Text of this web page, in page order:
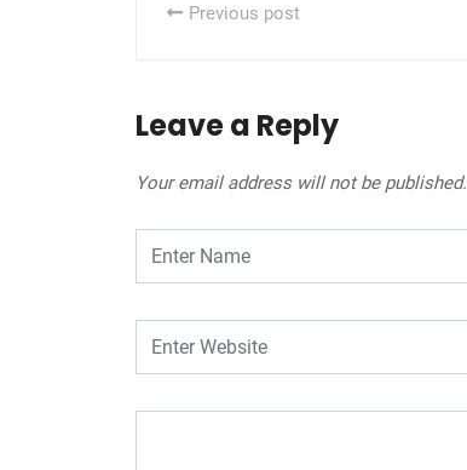
Previous post
Leave a Reply
Your email address will not be published.